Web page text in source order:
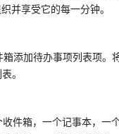
并享受它的每一分钟。
添加待办事项列表项
。
件箱，一个记事本，